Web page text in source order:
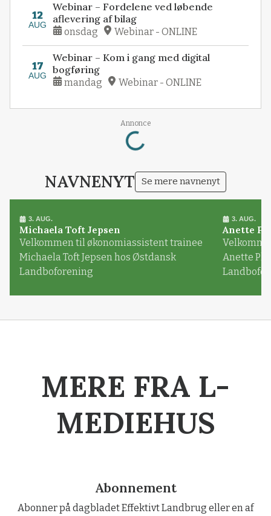
12
AUG
Webinar – Fordelene ved løbende
aflevering af bilag
onsdag Webinar - ONLINE
17
AUG
Webinar – Kom i gang med digital
bogføring
mandag Webinar - ONLINE
Annonce
Loading...
NAVNENYT Se mere navnenyt
3. AUG.
Michaela Toft Jepsen
Velkommen til økonomiassistent trainee
Michaela Toft Jepsen hos Østdansk
Landboforening
3. AUG.
Anette
Anette
MERE FRA L-
MEDIEHUS
Abonnement
Abonner på dagbladet Effektivt Landbrug eller en af